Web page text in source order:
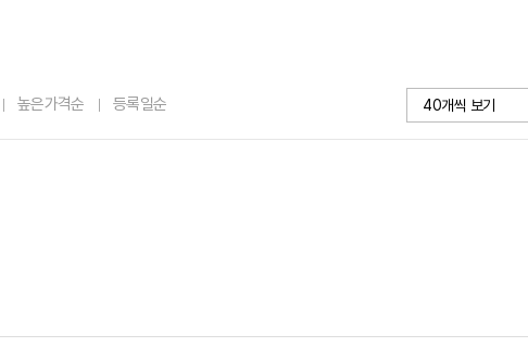
높은가격순 등록일순